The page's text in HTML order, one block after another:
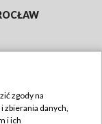
zgody na
zbierania danych,
i ich